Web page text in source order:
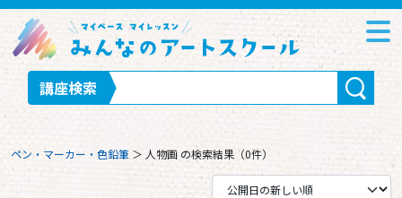
講座検索
ペン・マーカー・色鉛筆 ＞ 人物画 の検索結果（0件）